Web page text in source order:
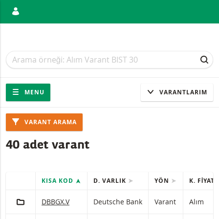
Arama
Arama
Gezinti
Sitede gezinti
MENU VARANTLARIM
Ürünler
VARANT ARAMA
40 adet varant
(Seçilen) ürünleri içeren tablo.
HIZLI IŞLEMLER
KISA KOD D. VARLIK YÖN K. FIYATI
PORTFÖY'E EKLE
Deutsche Bank Varant Alım Zararı durdurma
DBBGX.V Deutsche Bank Varant Alım